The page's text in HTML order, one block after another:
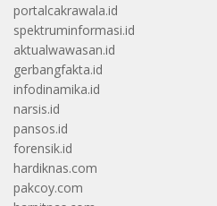
portalcakrawala.id
spektruminformasi.id
aktualwawasan.id
gerbangfakta.id
infodinamika.id
narsis.id
pansos.id
forensik.id
hardiknas.com
pakcoy.com